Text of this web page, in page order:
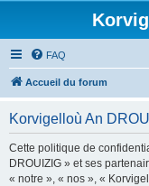
FAQ
Accueil du forum
Korvigelloù An
Cette politique de
DROUIZIG » et ses
« notre », « nos », «